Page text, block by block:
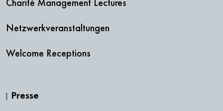
Netzwerkveranstaltungen
Welcome Receptions
Presse